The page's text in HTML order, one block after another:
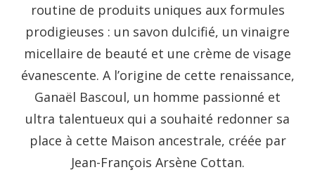
routine de produits uniques aux formules
prodigieuses : un savon dulcifié, un vinaigre
micellaire de beauté et une crème de visage
évanescente. A l’origine de cette renaissance,
Ganaël Bascoul, un homme passionné et
ultra talentueux qui a souhaité redonner sa
place à cette Maison ancestrale, créée par
Jean-François Arsène Cottan.